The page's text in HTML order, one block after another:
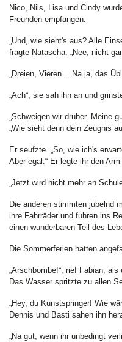
Nico, Nils, Lisa und Cindy
Freunden empfangen.
„Und, wie sieht's aus? Alle
fragte Natascha. „Nee, nicht
„Dreien, Vieren… Na ja, das
„Ach“, sie sah ihn an und
„Schweigen wir drüber. Meine
„Wie sieht denn dein Zeugnis
Er seufzte. „So, wie ich's
Aber egal.“ Er legte ihr den
„Jetzt wird nicht mehr an
Die anderen stimmten jubelnd
ihre Fahrräder und fuhren ins
einen wunderbaren Teil des
Die Sommerferien hatten
„Arschbombe!“, rief Fabian,
Das Wasser spritzte zu allen
„Hey, du Kunstspringer! Wie
Dennis und Basti sahen ihn
„Na gut, wenn ihr unbedingt